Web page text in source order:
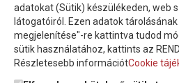
Feliratkozom a hírlevélre és
tájékoztatót elolvastam,
adatokat (Sütik) készülékeden, web
látogatóiról. Ezen adatok
megjelenítése"-re kattintva tudod
sütik használatához, kattints az
Részletesebb információtCookie